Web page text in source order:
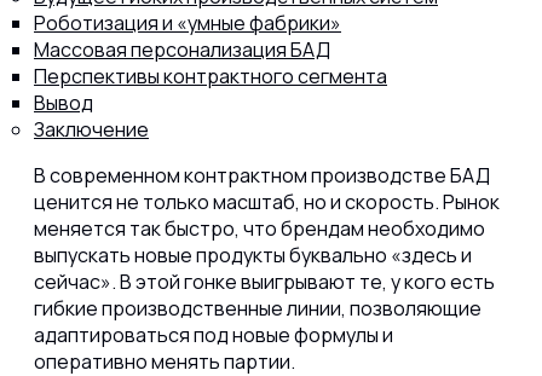
Роботизация и «умные фабрики»
Массовая персонализация БАД
Перспективы контрактного сегмента
Вывод
Заключение
В современном контрактном производстве БАД
ценится не только масштаб, но и скорость. Рынок
меняется так быстро, что брендам необходимо
выпускать новые продукты буквально «здесь и
сейчас». В этой гонке выигрывают те, у кого есть
гибкие производственные линии, позволяющие
адаптироваться под новые формулы и
оперативно менять партии.